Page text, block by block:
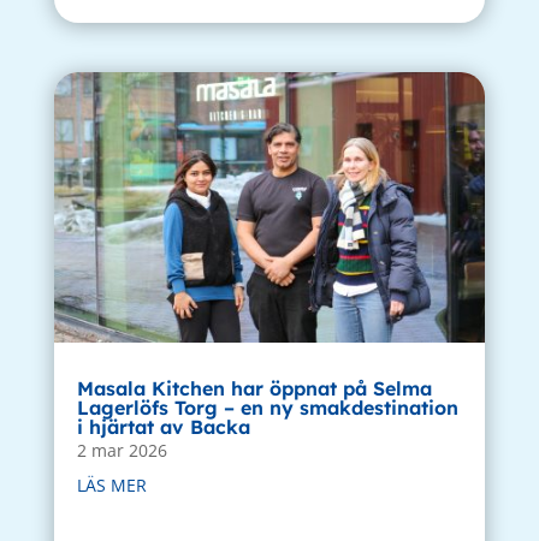
Masala Kitchen har öppnat på Selma
Lagerlöfs Torg – en ny smakdestination
i hjärtat av Backa
2 mar 2026
LÄS MER